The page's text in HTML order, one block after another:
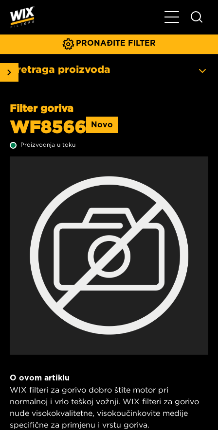
Glavni meni
PRONAĐITE FILTER
Pretraga proizvoda
Filter goriva
WF8566 Novo
Proizvodnja u toku
O ovom artiklu
WIX filteri za gorivo dobro štite motor pri
normalnoj i vrlo teškoj vožnji. WIX filteri za gorivo
nude visokokvalitetne, visokoučinkovite medije
specifične za primjenu i vrstu goriva.